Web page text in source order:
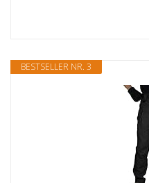
BESTSELLER NR. 3